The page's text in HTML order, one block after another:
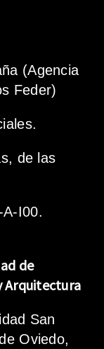
(Agencia
Feder)
de las
A-I00.
de
Arquitectura
San
Oviedo,